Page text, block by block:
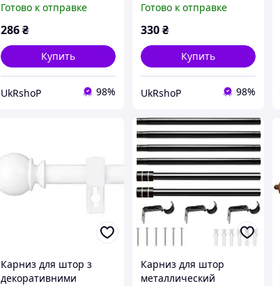
спальню 2 м
Готово к отправке
286₴
Купить
UkRshoP 98%
спальню 2,4 м
Готово к отправке
330₴
Купить
UkRshoP 98%
Карниз для штор з
декоративними
Карниз для штор
металлический